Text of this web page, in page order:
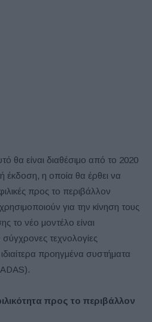
θα είναι διαθέσιμο από το 2020
έκδοση, η οποία θα έρθει να
προς το περιβάλλον
για την κίνηση τους
το νέο μοντέλο είναι
τεχνολογίες
προηγμένα συστήματα
προς το περιβάλλον